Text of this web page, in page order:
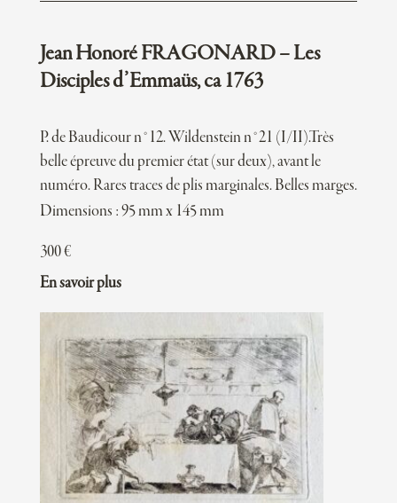
Jean Honoré FRAGONARD – Les
Disciples d’Emmaüs, ca 1763
P. de Baudicour n°12. Wildenstein n°21 (I/II).Très
belle épreuve du premier état (sur deux), avant le
numéro. Rares traces de plis marginales. Belles marges.
Dimensions : 95 mm x 145 mm
300€
En savoir plus